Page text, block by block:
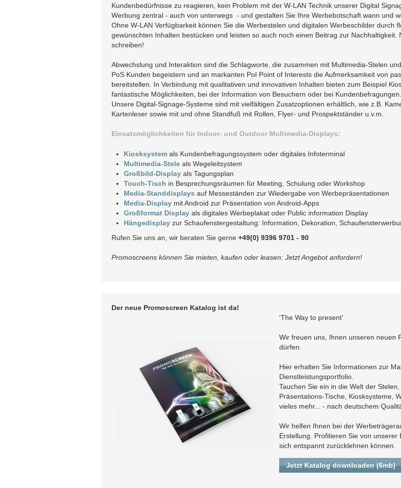
Kundenbedürfnisse zu reagieren, kein Problem mit der W-LAN Technik unserer Digital
Werbung zentral - auch von unterwegs - und gestalten Sie Ihre Werbebotschaft wann und
Ohne W-LAN Verfügbarkeit können Sie die Werbestelen und digitalen Werbeschilder durch
gewünschten Inhalten bestücken und leisten so auch noch einen Beitrag zur
schreiben!
Abwechslung und Interaktion sind die Schlagworte, die zusammen mit Multimedia-Stelen
PoS Kunden begeistern und an markanten PoI Point of Interests die Aufmerksamkeit von
bereitstellen. In Verbindung mit qualitativen und innovativen Inhalten bieten zum Beispiel
fantastische Möglichkeiten, bei der Information von Besuchern oder bei Kundenbefragungen.
Unsere Digital-Signage-Systeme sind mit vielfältigen Zusatzoptionen erhältlich, wie z.B.
Kartenleser sowie mit und ohne Standfuß mit Rollen, Flyer- und Prospektständer u.v.m.
Einsatzmöglichkeiten für Indoor- und Outdoor Multimedia-Displays:
Kiosksystem als Kundenbefragungssystem oder digitales Infoterminal
Multimedia-Stele als Wegeleitsystem
Großbild-Display als Tagungsplan
Touch-Tisch in Besprechungsräumen für Meeting, Schulung oder Workshop
Media-Standdisplays auf Messeständen zur Wiedergabe von Werbepräsentationen
Media-Display mit Android zur Präsentation von Android-Apps
Großformat Display als digitales Werbeplakat oder Public information Display
Hängedisplay zur Schaufenstergestaltung: Information, Dekoration,
Rufen Sie uns an, wir beraten Sie gerne +49(0) 9396 9701 - 90
Promoscreens können Sie mieten, kaufen oder leasen: Jetzt Angebot anfordern!
Der neue Promoscreen Katalog ist da!
'The Way to present'
Wir freuen uns, Ihnen unseren neuen
dürfen.
Hier erhalten Sie Informationen zur
Dienstleistungsportfolio.
Tauchen Sie ein in die Welt der
Präsentations-Tische, Kiosksysteme,
vieles mehr... - nach deutschem
Wir helfen Ihnen bei der
Erstellung. Profitieren Sie von
sich entspannt zurücklehnen können.
Jetzt Katalog downloaden (6mb)